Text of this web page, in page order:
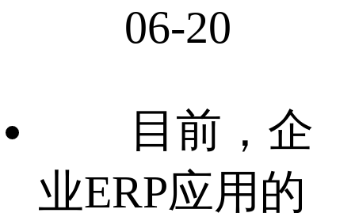
06-20
目前，企
业ERP应用的